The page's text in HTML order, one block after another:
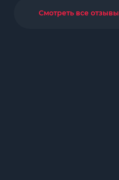
Смотреть все отзывы